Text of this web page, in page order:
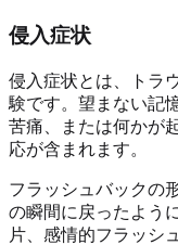
侵入症状
侵入症状とは、トラ
験です。望まない記
苦痛、または何かが
応が含まれます。
フラッシュバックの
の瞬間に戻ったよう
片、感情的フラッシ